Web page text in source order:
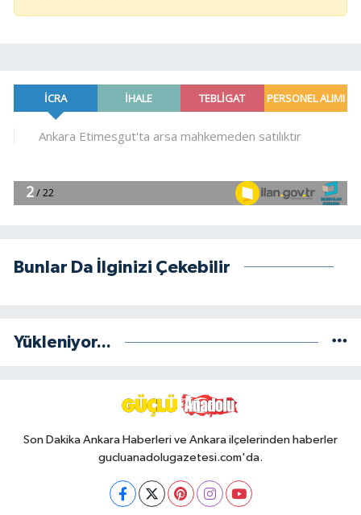
Bunlar Da İlginizi Çekebilir
Yükleniyor...
Son Dakika Ankara Haberleri ve Ankara ilçelerinden haberler
gucluanadolugazetesi.com'da.